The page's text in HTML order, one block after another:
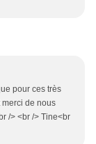
pour ces très
de nous
/> <br /> Tine<br